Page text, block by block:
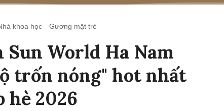
khoa học Gương mặt trẻ
Sun World Ha Nam
trốn nóng" hot nhất
hè 2026